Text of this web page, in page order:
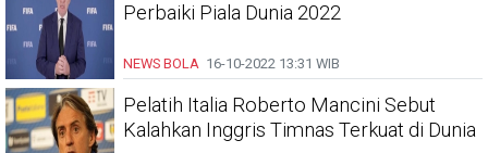
Perbaiki Piala Dunia 2022
NEWS BOLA 16-10-2022 13:31 WIB
Pelatih Italia Roberto Mancini Sebut
Kalahkan Inggris Timnas Terkuat di Dunia